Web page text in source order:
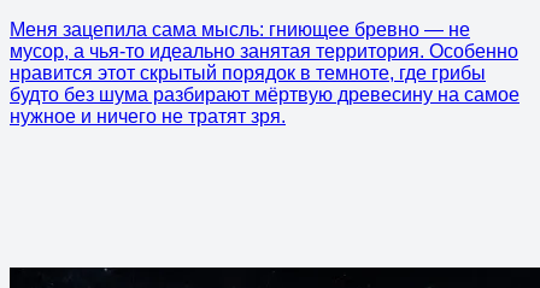
Меня зацепила сама мысль: гниющее бревно — не
мусор, а чья-то идеально занятая территория. Особенно
нравится этот скрытый порядок в темноте, где грибы
будто без шума разбирают мёртвую древесину на самое
нужное и ничего не тратят зря.